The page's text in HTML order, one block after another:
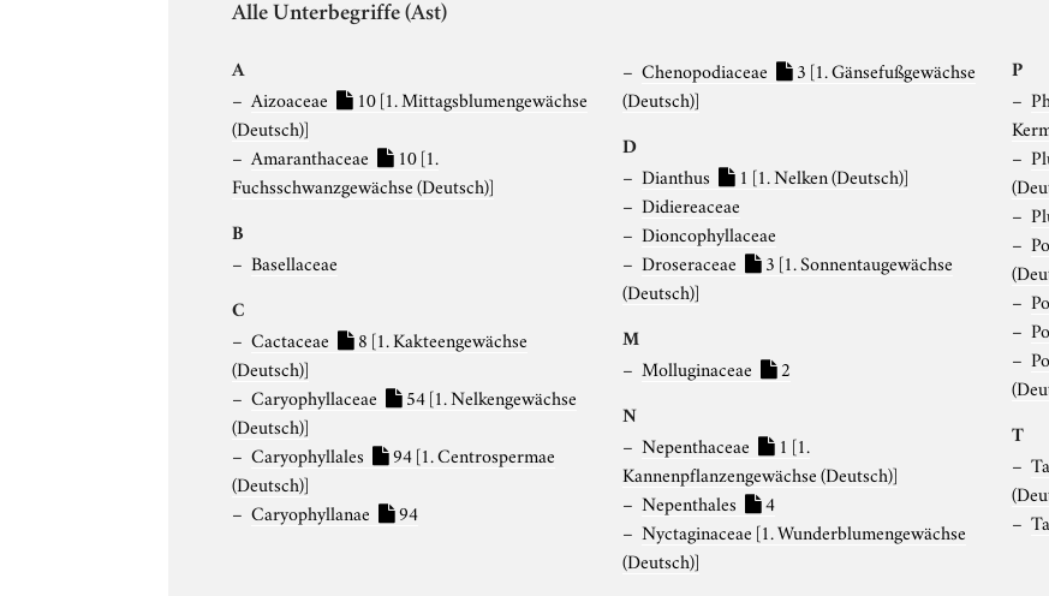
Alle Unterbegriffe (Ast)
A
Aizoaceae 10[1. Mittagsblumengewächse
(Deutsch)]
Amaranthaceae
10[1.
Fuchsschwanzgewächse (Deutsch)]
B
Basellaceae
C
Cactaceae 8 [1. Kakteengewächse
(Deutsch)]
Caryophyllaceae
54[1. Nelkengewächse
(Deutsch)]
Caryophyllales
94[1. Centrospermae
(Deutsch)]
Caryophyllanae
94
Chenopodiaceae 3 [1. Gänsefußgewächse
(Deutsch)]
D
Dianthus 1 [1. Nelken (Deutsch)]
Didiereaceae
Dioncophyllaceae
Droseraceae
3 [1. Sonnentaugewächse
(Deutsch)]
M
Molluginaceae 2
N
Nepenthaceae 1 [1.
Kannenpflanzengewächse (Deutsch)]
Nepenthales
4
Nyctaginaceae [1. Wunderblumengewächse
(Deutsch)]
P
T